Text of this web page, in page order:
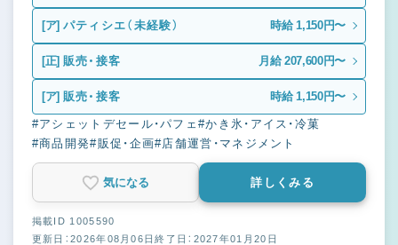
[ア] パティシエ（未経験） 時給 1,150円〜
[正] 販売・接客 月給 207,600円〜
[ア] 販売・接客 時給 1,150円〜
#アシェットデセール・パフェ#かき氷・アイス・冷菓
#商品開発#販促・企画#店舗運営・マネジメント
気になる 詳しくみる
掲載ID 1005590
更新日：2026年08月06日終了日：2027年01月20日